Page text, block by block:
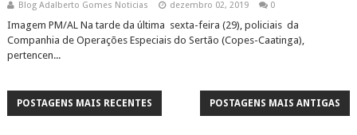
Blog Adalberto Gomes Noticias dezembro 02, 2019 0
Imagem PM/AL Na tarde da última sexta-feira (29), policiais da
Companhia de Operações Especiais do Sertão (Copes-Caatinga),
pertencen...
POSTAGENS MAIS RECENTES POSTAGENS MAIS ANTIGAS